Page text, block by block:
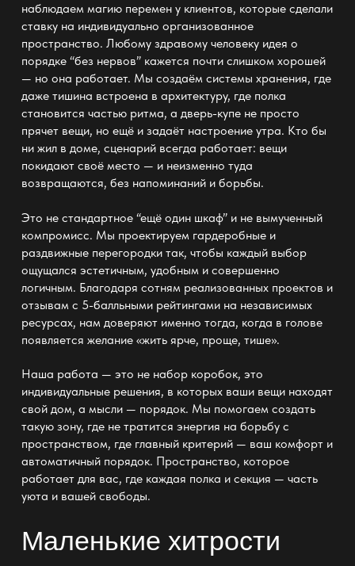
наблюдаем магию перемен у клиентов, которые сделали
ставку на индивидуально организованное
пространство. Любому здравому человеку идея о
порядке “без нервов” кажется почти слишком хорошей
— но она работает. Мы создаём системы хранения, где
даже тишина встроена в архитектуру, где полка
становится частью ритма, а дверь-купе не просто
прячет вещи, но ещё и задаёт настроение утра. Кто бы
ни жил в доме, сценарий всегда работает: вещи
покидают своё место — и неизменно туда
возвращаются, без напоминаний и борьбы.
Это не стандартное “ещё один шкаф” и не вымученный
компромисс. Мы проектируем гардеробныеи
раздвижные перегородки так, чтобы каждый выбор
ощущался эстетичным, удобным и совершенно
логичным. Благодаря сотням реализованных проектов и
отзывам с 5-балльными рейтингами на независимых
ресурсах, нам доверяют именно тогда, когда в голове
появляется желание «жить ярче, проще, тише».
Наша работа — это не набор коробок, это
индивидуальные решения, в которых ваши вещи находят
свой дом, а мысли — порядок. Мы помогаем создать
такую зону, где не тратится энергия на борьбу с
пространством, где главный критерий — ваш комфорти
автоматичный порядок. Пространство, которое
работает для вас, где каждая полка и секция — часть
уюта и вашей свободы.
Маленькие хитрости